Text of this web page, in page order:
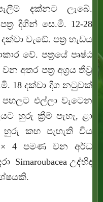
දක්නට ලැබේ.
දිගින් සෙ.මි. 12-28
වැඩේ. පත්‍ර හැඩය
වේ. පත්‍රයේ පෘෂ්ඨ
අතර පත්‍ර අග්‍රය තීව්‍ර
18 දක්වා දිග නටුවක්‍
පහලට එල්ලා වැටෙන
හුරු ක්‍රීම් පැහැ, ළා
හුරු කහ පැහැති විය
4 පමණ වන අර්ධ
Simaroubacea උද්භිද